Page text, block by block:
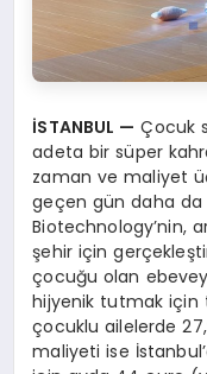
İSTANBUL — Çocuk
adeta bir süper
zaman ve maliyet
geçen gün daha da
Biotechnology’nin,
şehir için
çocuğu olan
hijyenik tutmak için
çocuklu ailelerde
maliyeti ise